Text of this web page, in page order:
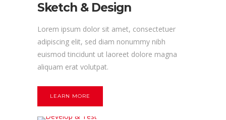
Sketch & Design
Lorem ipsum dolor sit amet, consectetuer
adipiscing elit, sed diam nonummy nibh
euismod tincidunt ut laoreet dolore magna
aliquam erat volutpat.
LEARN MORE